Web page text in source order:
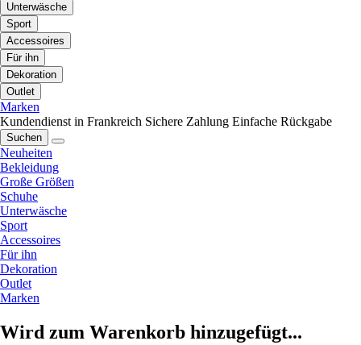
Unterwäsche
Sport
Accessoires
Für ihn
Dekoration
Outlet
Marken
Kundendienst in Frankreich Sichere Zahlung Einfache Rückgabe
Suchen
Neuheiten
Bekleidung
Große Größen
Schuhe
Unterwäsche
Sport
Accessoires
Für ihn
Dekoration
Outlet
Marken
Wird zum Warenkorb hinzugefügt...